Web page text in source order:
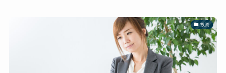
投資